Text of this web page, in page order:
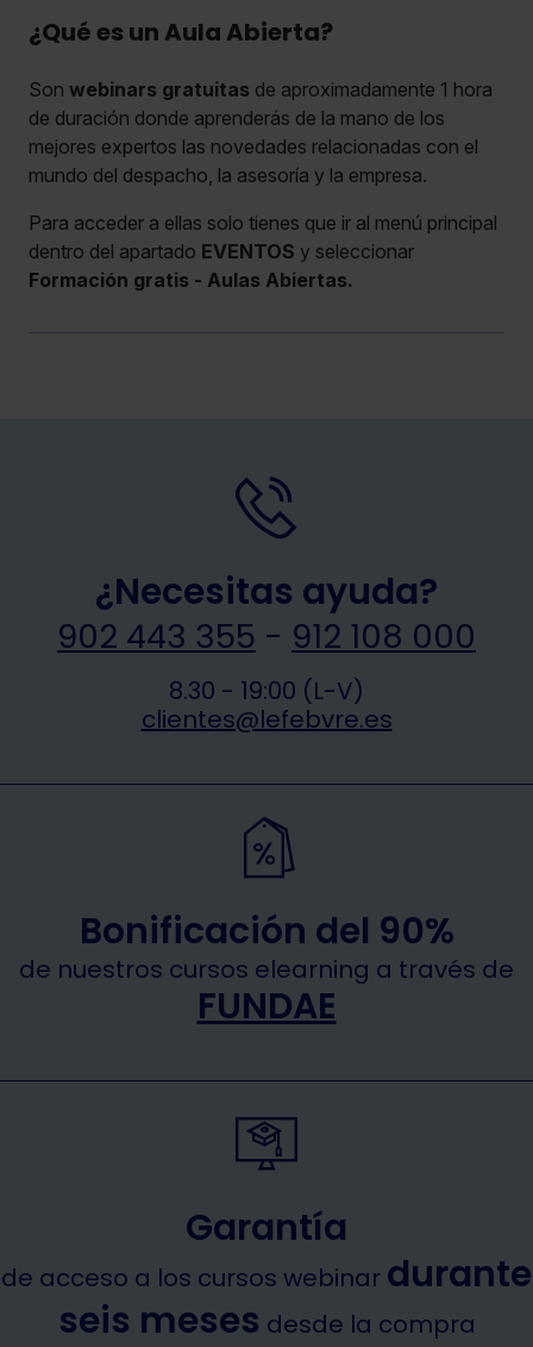
¿Qué es un Aula Abierta?
Son webinars gratuitas de aproximadamente 1 hora
de duración donde aprenderás de la mano de los
mejores expertos las novedades relacionadas con el
mundo del despacho, la asesoría y la empresa.
Para acceder a ellas solo tienes que ir al menú principal
dentro del apartado EVENTOS y seleccionar
Formación gratis - Aulas Abiertas.
¿Necesitas ayuda?
902 443 355 - 912 108 000
8.30 - 19:00 (L-V)
clientes@lefebvre.es
Bonificación del 90%
de nuestros cursos elearning a través de
FUNDAE
Garantía
de acceso a los cursos webinar durante
seis meses desde la compra